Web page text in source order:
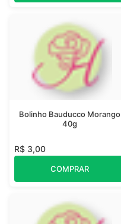
Bolinho Bauducco Morango
40g
R$ 3,00
COMPRAR